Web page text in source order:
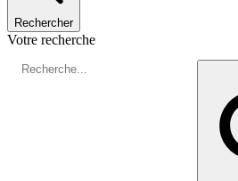
Rechercher
Votre recherche